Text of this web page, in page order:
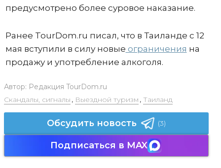
предусмотрено более суровое наказание.
Ранее TourDom.ru писал, что в Таиланде с 12
мая вступили в силу новые ограничения на
продажу и употребление алкоголя.
Автор: Редакция TourDom.ru
Скандалы, сигналы , Выездной туризм , Таиланд
Обсудить новость (3)
Подписаться в MAX